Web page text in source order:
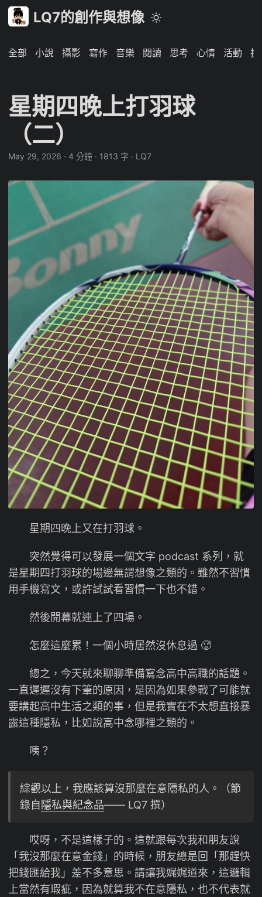
LQ7的創作與想像
全部 小說 攝影 寫作 音樂 閱讀 思考 心情 活動 技
星期四晚上打羽球
（二）
May 29, 2026 · 4 分鐘 · 1813 字 · LQ7
星期四晚上又在打羽球。
突然覺得可以發展一個文字 podcast 系列，就
是星期四打羽球的場邊無謂想像之類的。雖然不習慣
用手機寫文，或許試試看習慣一下也不錯。
然後開幕就連上了四場。
怎麼這麼累！一個小時居然沒休息過 🥵
總之，今天就來聊聊準備寫念高中高職的話題。
一直遲遲沒有下筆的原因，是因為如果參戰了可能就
要講起高中生活之類的事，但是我實在不太想直接暴
露這種隱私，比如說高中念哪裡之類的。
咦？
綜觀以上，我應該算沒那麼在意隱私的人。（節
錄自隱私與紀念品—— LQ7 撰）
哎呀，不是這樣子的。這就跟每次我和朋友說
「我沒那麼在意金錢」的時候，朋友總是回「那趕快
把錢匯給我」差不多意思。請讓我娓娓道來，這邏輯
上當然有瑕疵，因為就算我不在意隱私，也不代表就